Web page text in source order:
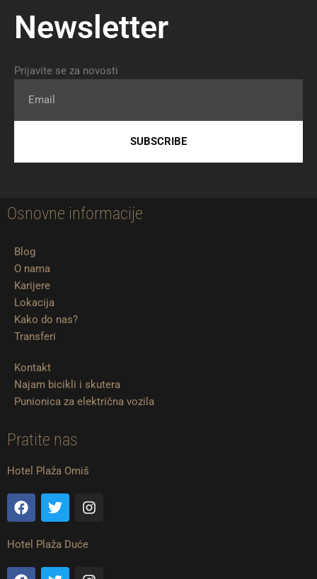
Newsletter
Prijavite se za novosti
SUBSCRIBE
Osnovne informacije
Blog
O nama
Karijere
Lokacija
Kako do nas?
Transferi
Kontakt
Najam bicikli i skutera
Punionica za električna vozila
Pratite nas
Hotel Plaža Omiš
F
a
c
e
o
T
w
i
t
e
I
n
t
g
Hotel Plaža Duće
F T I